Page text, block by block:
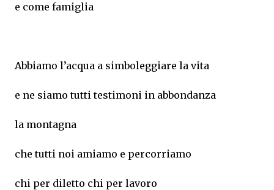
e come famiglia
Abbiamo l’acqua a simboleggiare la vita
e ne siamo tutti testimoni in abbondanza
la montagna
che tutti noi amiamo e percorriamo
chi per diletto chi per lavoro